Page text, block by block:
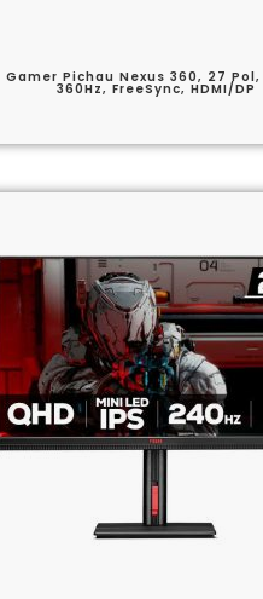
Pichau Nexus 360, 27 Pol,
360Hz, FreeSync, HDMI/DP